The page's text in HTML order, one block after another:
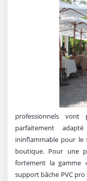
professionnels
parfaitement
ininflammable pour le
boutique. Pour une
fortement la gamme
support bâche PVC